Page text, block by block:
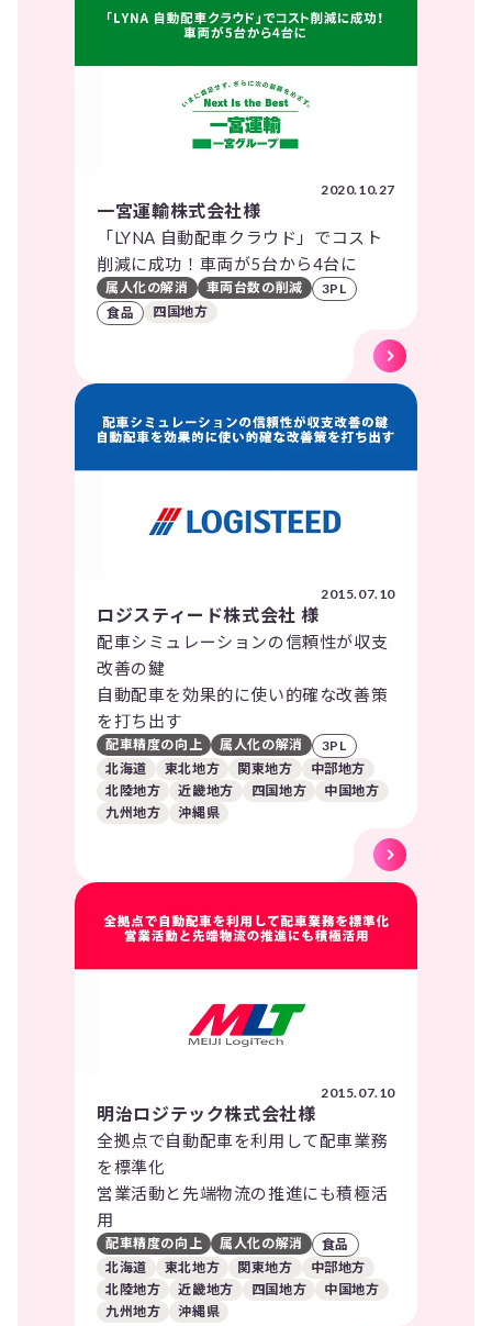
2020.10.27
一宮運輸株式会社様
「LYNA 自動配車クラウド」でコスト
削減に成功！車両が5台から4台に
属人化の解消 車両台数の削減
3PL
食品
四国地方
2015.07.10
ロジスティード株式会社 様
配車シミュレーションの信頼性が収支
改善の鍵
自動配車を効果的に使い的確な改善策
を打ち出す
配車精度の向上 属人化の解消
3PL
北海道
東北地方 関東地方
中部地方
北陸地方
近畿地方 四国地方
中国地方
九州地方
沖縄県
2015.07.10
明治ロジテック株式会社様
全拠点で自動配車を利用して配車業務
を標準化
営業活動と先端物流の推進にも積極活
用
配車精度の向上 属人化の解消
食品
北海道
東北地方 関東地方
中部地方
北陸地方
近畿地方 四国地方
中国地方
九州地方
沖縄県